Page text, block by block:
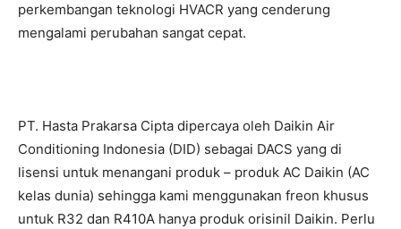
perkembangan teknologi HVACR yang cenderung
mengalami perubahan sangat cepat.
PT. Hasta Prakarsa Cipta dipercaya oleh Daikin Air
Conditioning Indonesia (DID) sebagai DACS yang di
lisensi untuk menangani produk – produk AC Daikin (AC
kelas dunia) sehingga kami menggunakan freon khusus
untuk R32 dan R410A hanya produk orisinil Daikin. Perlu